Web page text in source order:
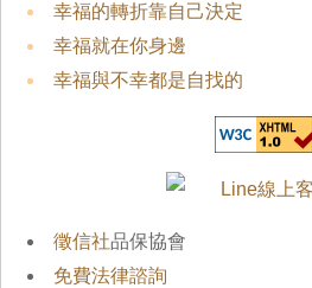
幸福的轉折靠自己決定
幸福就在你身邊
幸福與不幸都是自找的
徵信社品保協會
免費法律諮詢